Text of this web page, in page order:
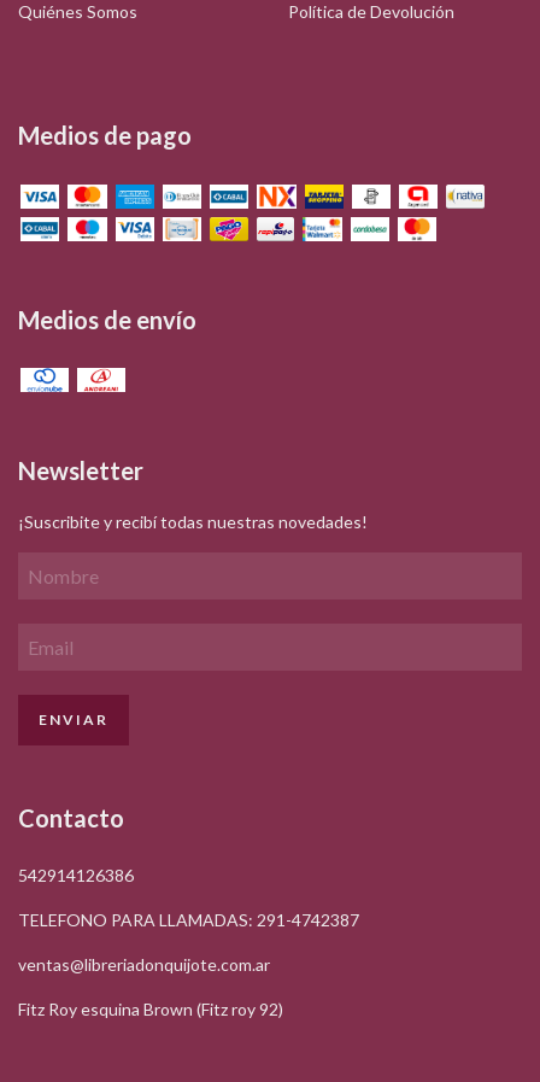
Quiénes Somos Política de Devolución
Medios de pago
Medios de envío
Newsletter
¡Suscribite y recibí todas nuestras novedades!
Contacto
542914126386
TELEFONO PARA LLAMADAS: 291-4742387
ventas@libreriadonquijote.com.ar
Fitz Roy esquina Brown (Fitz roy 92)